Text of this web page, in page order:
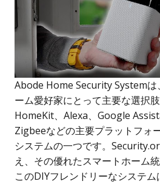
Abode Home Security Systemは
ーム愛好家にとって主要な選択
HomeKit、Alexa、Google
Zigbeeなどの主要プラットフォ
システムの一つです。
え、その優れたスマートホーム
このDIYフレンドリーなシステ